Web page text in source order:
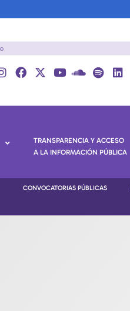
TRANSPARENCIA Y ACCESO
A LA INFORMACIÓN PÚBLICA
CONVOCATORIAS PÚBLICAS